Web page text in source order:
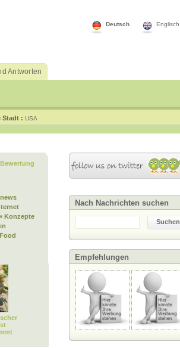
Englisch
Deutsch
Antworten
Stadt : USA
Konzepte
Nach Nachrichten suchen
Suchen
Empfehlungen